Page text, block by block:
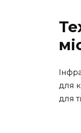
для
для